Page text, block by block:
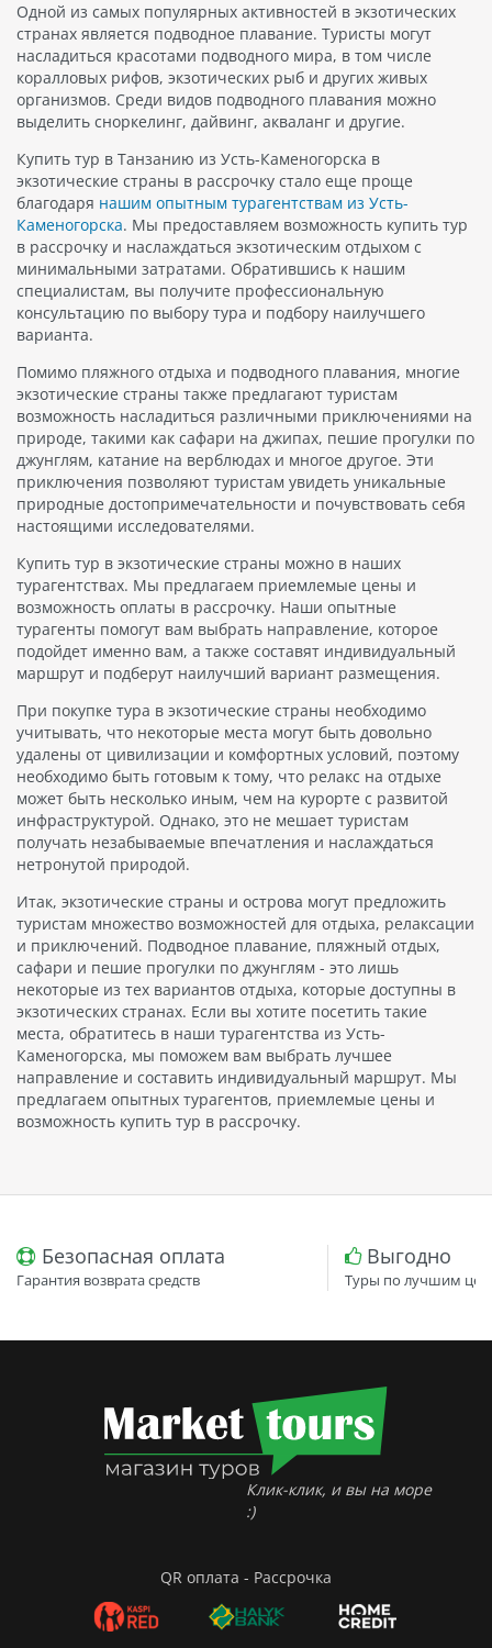
Одной из самых популярных активностей в экзотических
странах является подводное плавание. Туристы могут
насладиться красотами подводного мира, в том числе
коралловых рифов, экзотических рыб и других живых
организмов. Среди видов подводного плавания можно
выделить сноркелинг, дайвинг, акваланг и другие.
Купить тур в Танзанию из Усть-Каменогорска в
экзотические страны в рассрочку стало еще проще
благодаря нашим опытным турагентствам из Усть-
Каменогорска. Мы предоставляем возможность купить тур
в рассрочку и наслаждаться экзотическим отдыхом с
минимальными затратами. Обратившись к нашим
специалистам, вы получите профессиональную
консультацию по выбору тура и подбору наилучшего
варианта.
Помимо пляжного отдыха и подводного плавания, многие
экзотические страны также предлагают туристам
возможность насладиться различными приключениями на
природе, такими как сафари на джипах, пешие прогулки по
джунглям, катание на верблюдах и многое другое. Эти
приключения позволяют туристам увидеть уникальные
природные достопримечательности и почувствовать себя
настоящими исследователями.
Купить тур в экзотические страны можно в наших
турагентствах. Мы предлагаем приемлемые цены и
возможность оплаты в рассрочку. Наши опытные
турагенты помогут вам выбрать направление, которое
подойдет именно вам, а также составят индивидуальный
маршрут и подберут наилучший вариант размещения.
При покупке тура в экзотические страны необходимо
учитывать, что некоторые места могут быть довольно
удалены от цивилизации и комфортных условий, поэтому
необходимо быть готовым к тому, что релакс на отдыхе
может быть несколько иным, чем на курорте с развитой
инфраструктурой. Однако, это не мешает туристам
получать незабываемые впечатления и наслаждаться
нетронутой природой.
Итак, экзотические страны и острова могут предложить
туристам множество возможностей для отдыха, релаксации
и приключений. Подводное плавание, пляжный отдых,
сафари и пешие прогулки по джунглям - это лишь
некоторые из тех вариантов отдыха, которые доступны в
экзотических странах. Если вы хотите посетить такие
места, обратитесь в наши турагентства из Усть-
Каменогорска, мы поможем вам выбрать лучшее
направление и составить индивидуальный маршрут. Мы
предлагаем опытных турагентов, приемлемые цены и
возможность купить тур в рассрочку.
Безопасная оплата
Гарантия возврата средств
Выгодно
Туры по лучшим
Клик-клик, и вы на море
:)
QR оплата - Рассрочка